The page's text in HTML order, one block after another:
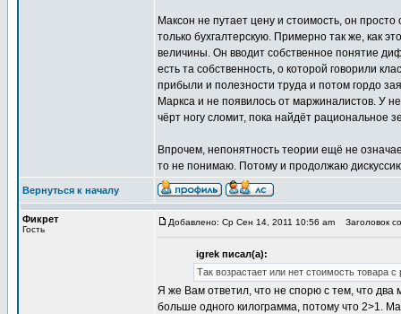
Максон не путает цену и стоимость, он
только бухгалтерскую. Примерно так же, как
величины. Он вводит собственное понятие
есть та собственность, о которой говорили
прибыли и полезности труда и потом гордо
Маркса и не появилось от маржиналистов. У
чёрт ногу сломит, пока найдёт рациональное
Впрочем, непонятность теории ещё не
то не понимаю. Потому и продолжаю
Вернуться к началу
Фикрет
Гость
Добавлено: Ср Сен 14, 2011 10:56 am Заголовок
igrek писал(а):
Так возрастает или нет стоимость товара
Я же Вам ответил, что не спорю с тем, что два
больше одного килограмма, потому что 2>1.